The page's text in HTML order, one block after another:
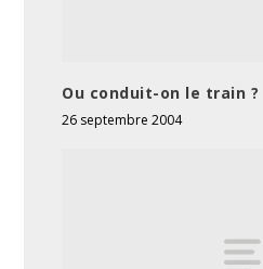
Ou conduit-on le train ?
26 septembre 2004